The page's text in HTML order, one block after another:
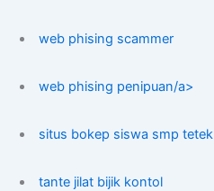
web phising scammer
web phising penipuan/a>
situs bokep siswa smp
tante jilat bijik kontol